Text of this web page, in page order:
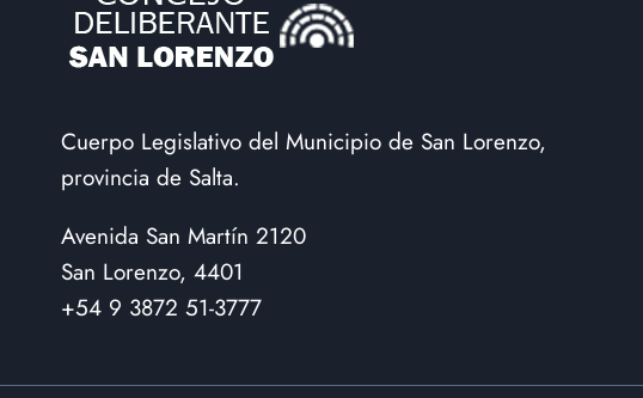
AGILIZAR
HORAS
Cuerpo Legislativo del Municipio de San Lorenzo,
provincia de Salta.
Avenida San Martín 2120
San Lorenzo, 4401
+54 9 3872 51-3777